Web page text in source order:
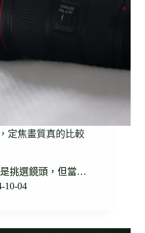
定焦畫質真的比較
挑選鏡頭，但當…
10-04